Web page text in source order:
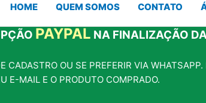
HOME QUEM SOMOS CONTATO
PAYPAL NA FINALIZAÇÃO
OU SE PREFERIR VIA
E-MAIL E O PRODUTO COMPRADO.